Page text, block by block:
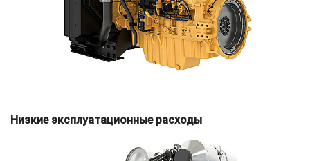
Низкие эксплуатационные расходы